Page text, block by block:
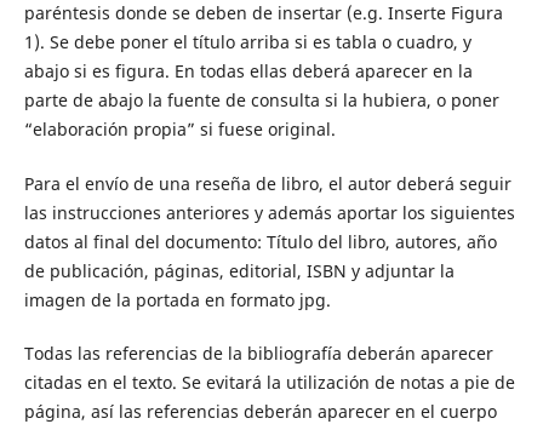
paréntesis donde se deben de insertar (e.g. Inserte Figura
1). Se debe poner el título arriba si es tabla o cuadro, y
abajo si es figura. En todas ellas deberá aparecer en la
parte de abajo la fuente de consulta si la hubiera, o poner
“elaboración propia” si fuese original.
Para el envío de una reseña de libro, el autor deberá seguir
las instrucciones anteriores y además aportar los siguientes
datos al final del documento: Título del libro, autores, año
de publicación, páginas, editorial, ISBN y adjuntar la
imagen de la portada en formato jpg.
Todas las referencias de la bibliografía deberán aparecer
citadas en el texto. Se evitará la utilización de notas a pie de
página, así las referencias deberán aparecer en el cuerpo